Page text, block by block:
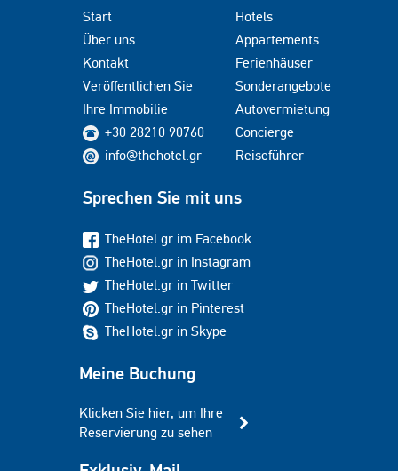
Start
Über uns
Kontakt
Veröffentlichen Sie
Ihre Immobilie
+30 28210 90760
info@thehotel.gr
Hotels
Appartements
Ferienhäuser
Sonderangebote
Autovermietung
Concierge
Reiseführer
Sprechen Sie mit uns
TheHotel.gr im Facebook
TheHotel.gr in Instagram
TheHotel.gr in Twitter
TheHotel.gr in Pinterest
TheHotel.gr in Skype
Meine Buchung
Klicken Sie hier, um Ihre
Reservierung zu sehen